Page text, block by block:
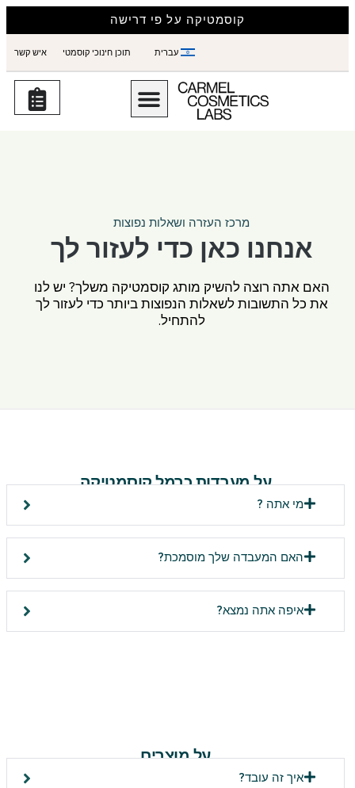
קוסמטיקה על פי דרישה
עברית תוכן חינוכי קוסמטי איש קשר
מרכז העזרה ושאלות נפוצות
אנחנו כאן כדי לעזור לך
האם אתה רוצה להשיק מותג קוסמטיקה משלך? יש לנו
את כל התשובות לשאלות הנפוצות ביותר כדי לעזור לך
להתחיל.
על מעבדות כרמל קוסמטיקה
מי אתה ?
האם המעבדה שלך מוסמכת?
איפה אתה נמצא?
על מוצרים
איך זה עובד?